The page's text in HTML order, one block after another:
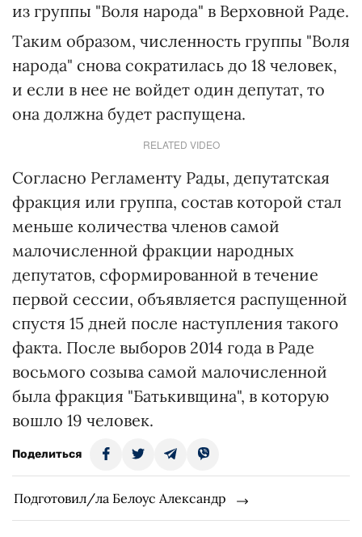
из группы "Воля народа" в Верховной Раде.
Таким образом, численность группы "Воля
народа" снова сократилась до 18 человек,
и если в нее не войдет один депутат, то
она должна будет распущена.
RELATED VIDEO
Согласно Регламенту Рады, депутатская
фракция или группа, состав которой стал
меньше количества членов самой
малочисленной фракции народных
депутатов, сформированной в течение
первой сессии, объявляется распущенной
спустя 15 дней после наступления такого
факта. После выборов 2014 года в Раде
восьмого созыва самой малочисленной
была фракция "Батькивщина", в которую
вошло 19 человек.
Поделиться
Подготовил/ла Белоус Александр